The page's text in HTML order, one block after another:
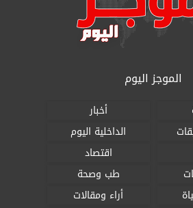
الموجز اليوم
أخبار
الداخلية اليوم
اقتصاد
طب وصحة
أراء ومقالات